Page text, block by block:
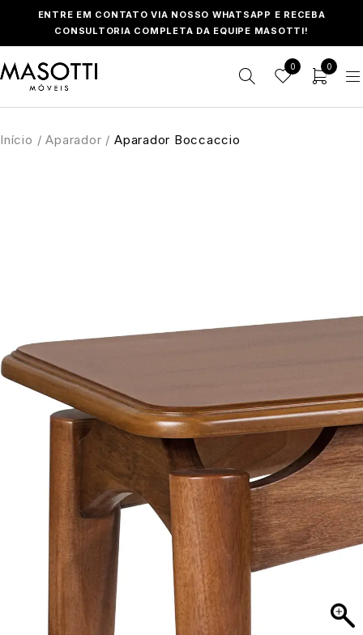
ENTRE EM CONTATO VIA NOSSO WHATSAPP E RECEBA
CONSULTORIA COMPLETA DA EQUIPE MASOTTI!
0 0
Início / Aparador / Aparador Boccaccio